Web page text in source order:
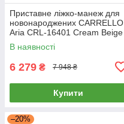
Приставне ліжко-манеж для
новонароджених CARRELLO
Aria CRL-16401 Cream Beige
Бежеве
В наявності
6 279 ₴ 7 948 ₴
Купити
–20%